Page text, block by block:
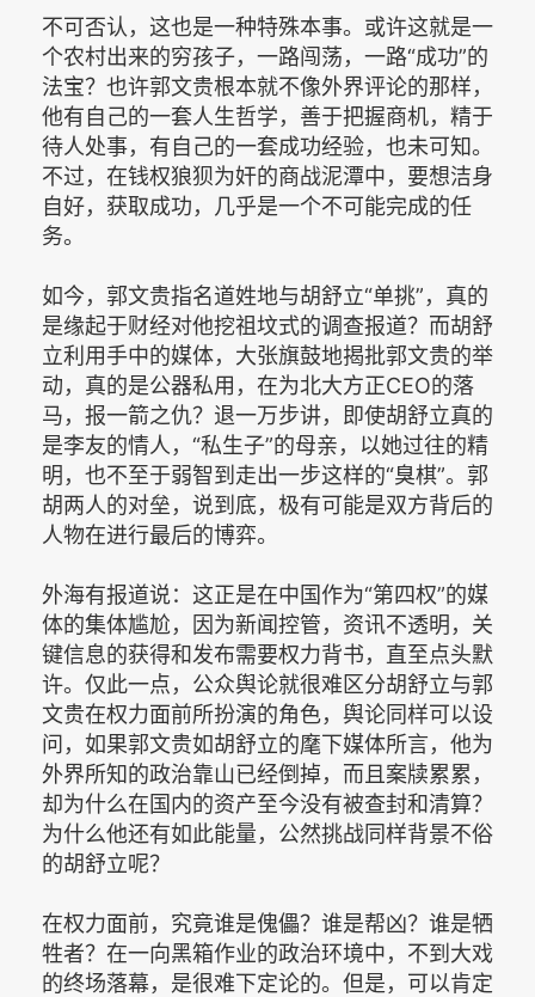
不可否认，这也是一种特殊本事。或许这就是一
个农村出来的穷孩子，一路闯荡，一路“成功”的
法宝？也许郭文贵根本就不像外界评论的那样，
他有自己的一套人生哲学，善于把握商机，精于
待人处事，有自己的一套成功经验，也未可知。
不过，在钱权狼狈为奸的商战泥潭中，要想洁身
自好，获取成功，几乎是一个不可能完成的任
务。
如今，郭文贵指名道姓地与胡舒立“单挑”，真的
是缘起于财经对他挖祖坟式的调查报道？而胡舒
立利用手中的媒体，大张旗鼓地揭批郭文贵的举
动，真的是公器私用，在为北大方正CEO的落
马，报一箭之仇？退一万步讲，即使胡舒立真的
是李友的情人，“私生子”的母亲，以她过往的精
明，也不至于弱智到走出一步这样的“臭棋”。郭
胡两人的对垒，说到底，极有可能是双方背后的
人物在进行最后的博弈。
外海有报道说：这正是在中国作为“第四权”的媒
体的集体尴尬，因为新闻控管，资讯不透明，关
键信息的获得和发布需要权力背书，直至点头默
许。仅此一点，公众舆论就很难区分胡舒立与郭
文贵在权力面前所扮演的角色，舆论同样可以设
问，如果郭文贵如胡舒立的麾下媒体所言，他为
外界所知的政治靠山已经倒掉，而且案牍累累，
却为什么在国内的资产至今没有被查封和清算？
为什么他还有如此能量，公然挑战同样背景不俗
的胡舒立呢？
在权力面前，究竟谁是傀儡？谁是帮凶？谁是牺
牲者？在一向黑箱作业的政治环境中，不到大戏
的终场落幕，是很难下定论的。但是，可以肯定